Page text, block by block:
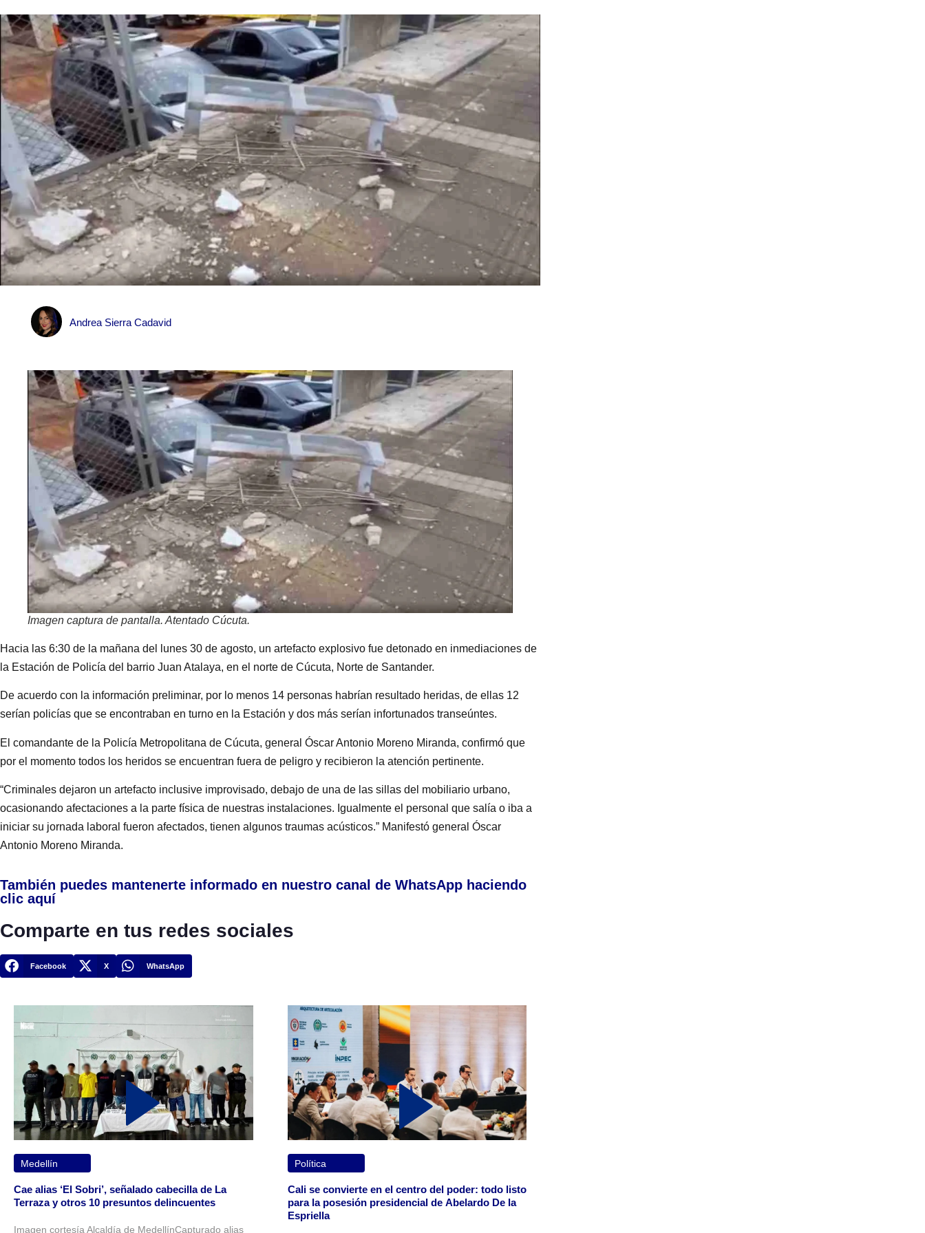
Andrea Sierra Cadavid
Imagen captura de pantalla. Atentado Cúcuta.
Hacia las 6:30 de la mañana del lunes 30 de agosto, un artefacto explosivo fue detonado en inmediaciones de
la Estación de Policía del barrio Juan Atalaya, en el norte de Cúcuta, Norte de Santander.
De acuerdo con la información preliminar, por lo menos 14 personas habrían resultado heridas, de ellas 12
serían policías que se encontraban en turno en la Estación y dos más serían infortunados transeúntes.
El comandante de la Policía Metropolitana de Cúcuta, general Óscar Antonio Moreno Miranda, confirmó que
por el momento todos los heridos se encuentran fuera de peligro y recibieron la atención pertinente.
“Criminales dejaron un artefacto inclusive improvisado, debajo de una de las sillas del mobiliario urbano,
ocasionando afectaciones a la parte física de nuestras instalaciones. Igualmente el personal que salía o iba a
iniciar su jornada laboral fueron afectados, tienen algunos traumas acústicos.” Manifestó general Óscar
Antonio Moreno Miranda.
También puedes mantenerte informado en nuestro canal de WhatsApp haciendo
clic aquí
Comparte en tus redes sociales
Facebook X WhatsApp
Medellín
Cae alias ‘El Sobri’, señalado cabecilla de La
Terraza y otros 10 presuntos delincuentes
Imagen cortesía Alcaldía de MedellínCapturado alias
Política
Cali se convierte en el centro del poder: todo listo
para la posesión presidencial de Abelardo De la
Espriella